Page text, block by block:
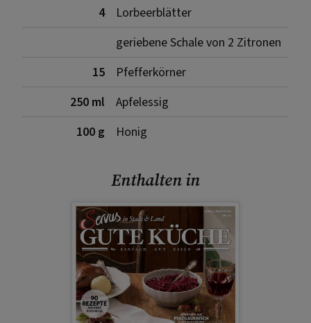
4
Lorbeerblätter
geriebene Schale von 2 Zitronen
15
Pfefferkörner
250 ml
Apfelessig
100 g
Honig
Enthalten in